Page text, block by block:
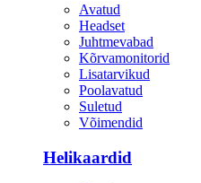
Avatud
Headset
Juhtmevabad
Kõrvamonitorid
Lisatarvikud
Poolavatud
Suletud
Võimendid
Helikaardid